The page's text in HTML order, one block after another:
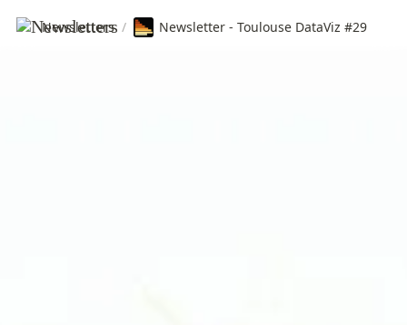
Newsletters / Newsletter - Toulouse DataViz #29